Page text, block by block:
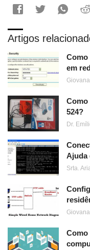
Artigos
Como
em
Como
524?
Dr.
Ajuda
Srta.